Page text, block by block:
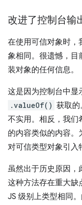
改进了控制台输
在使用可信对象时，
象相同。很遗憾，目
装对象的任何信息。
这是因为控制台中显
.valueOf() 获取
不实用。相反，我们
的内容类似的内容。
对可信类型对象引入
虽然出于历史原因，
这种方法存在重大缺
JS 级别上类型相同